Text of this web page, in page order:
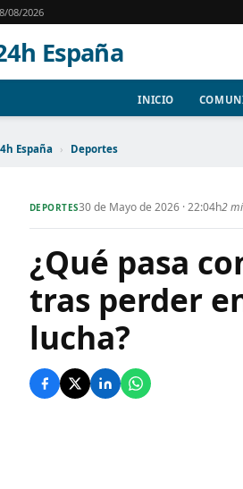
08/2026
España
INICIO
España › Deportes
DEPORTES30 de Mayo de 2026 · 22:04h2
¿Qué pasa
tras perder
lucha?